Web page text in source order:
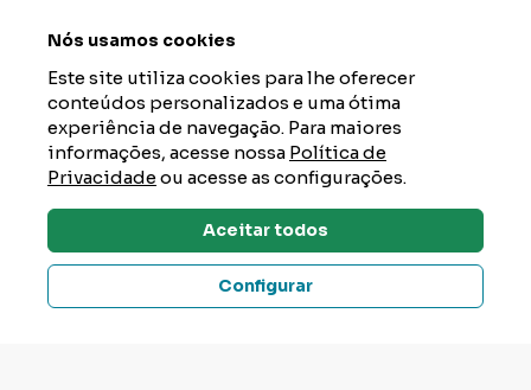
Ouvidoria
Hospital Mãe de Deus. Todos os Direitos Reservados.
Desenvolvido por
Axysweb
Um Hospital da AESC – instituição de saúde, educação e
Dúvidas? Tire Aqui
Nós usamos cookies
Este site utiliza cookies para lhe oferecer
conteúdos personalizados e uma ótima
experiência de navegação. Para maiores
informações, acesse nossa Política de
Privacidadeou acesse as configurações.
Aceitar todos
Configurar